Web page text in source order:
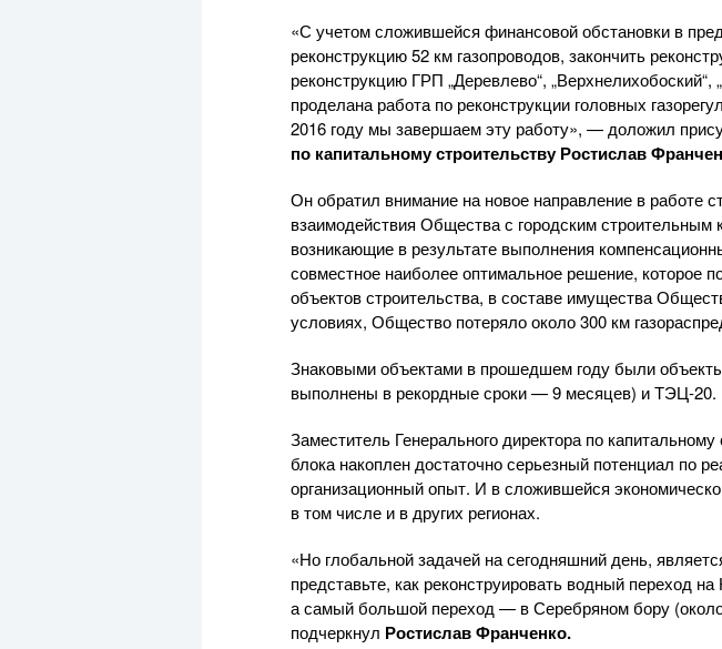
«С учетом сложившейся финансовой обстановки в
реконструкцию 52 км газопроводов, закончить
реконструкцию ГРП „Деревлево“, „Верхнелихобоский“,
проделана работа по реконструкции головных
2016 году мы завершаем эту работу», — доложил
по капитальному строительству Ростислав
Он обратил внимание на новое направление в работе
взаимодействия Общества с городским строительным
возникающие в результате выполнения
совместное наиболее оптимальное решение, которое
объектов строительства, в составе имущества
условиях, Общество потеряло около 300 км
Знаковыми объектами в прошедшем году были объекты
выполнены в рекордные сроки — 9 месяцев) иТЭЦ-20.
Заместитель Генерального директора по
блока накоплен достаточно серьезный потенциал по
организационный опыт. И в сложившейся
в том числе и в других регионах.
«Но глобальной задачей на сегодняшний день,
представьте, как реконструировать водный переход
а самый большой переход — в Серебряном бору
подчеркнул Ростислав Франченко.